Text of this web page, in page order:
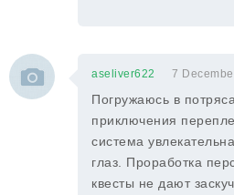
aseliver622 7
Погружаюсь в
приключения
система
глаз. Проработка
квесты не дают